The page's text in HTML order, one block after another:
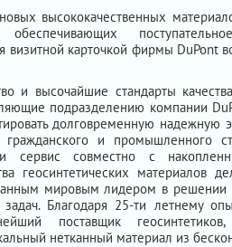
высококачественных
визитной карточкой фирмы DuPont
и высочайшие стандарты
подразделению компании
долговременную надежную
и промышленного
и сервис совместно с
геосинтетических материалов
мировым лидером в
Благодаря 25-ти летнему
поставщик геосинтетиков,
нетканный материал из